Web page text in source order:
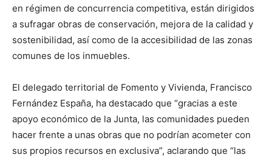
en régimen de concurrencia competitiva, están dirigidos
a sufragar obras de conservación, mejora de la calidad y
sostenibilidad, así como de la accesibilidad de las zonas
comunes de los inmuebles.
El delegado territorial de Fomento y Vivienda, Francisco
Fernández España, ha destacado que “gracias a este
apoyo económico de la Junta, las comunidades pueden
hacer frente a unas obras que no podrían acometer con
sus propios recursos en exclusiva”, aclarando que “las